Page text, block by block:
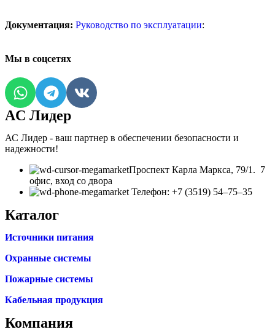
Документация: Руководство по эксплуатации:
Мы в соцсетях
AC Лидер
АС Лидер - ваш партнер в обеспечении безопасности и
надежности!
​Проспект Карла Маркса, 79/1. 7
офис, вход со двора
Телефон: +7 (3519) 54‒75‒35
Каталог
Источники питания
Охранные системы
Пожарные системы
Кабельная продукция
Компания